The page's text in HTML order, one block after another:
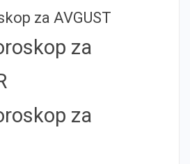
za AVGUST
za
za